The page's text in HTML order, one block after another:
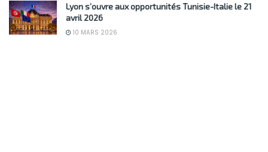
Lyon s’ouvre aux opportunités Tunisie-Italie le 21
avril 2026
10 MARS 2026